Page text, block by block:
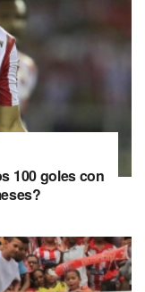
100 goles con